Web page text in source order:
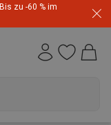
zu -60 % im